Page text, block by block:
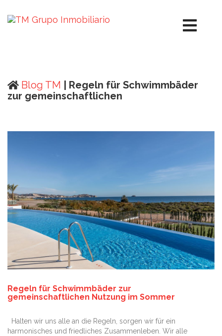
Blog TM
| Regeln für Schwimmbäder
zur gemeinschaftlichen
Regeln für Schwimmbäder zur
gemeinschaftlichen Nutzung im Sommer
Halten wir uns alle an die Regeln, sorgen wir für ein
harmonisches und friedliches Zusammenleben. Wir alle